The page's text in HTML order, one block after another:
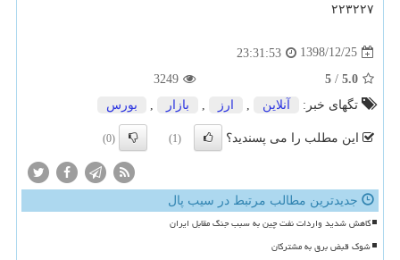
۲۲۳۲۲۷
1398/12/25
23:31:53
5.0
/
5
3249
تگهای خبر:
آنلاین , ارز , بازار , بورس
این مطلب را می پسندید؟ (1)
(0)
جدیدترین مطالب مرتبط در سیب پال
کاهش شدید واردات نفت چین به سبب جنگ مقابل ایران
شوک قبض برق به مشترکان